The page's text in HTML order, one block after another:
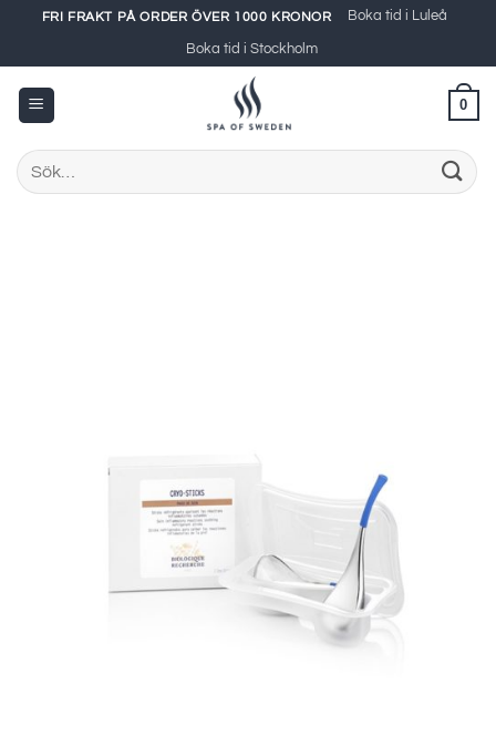
content
FRI FRAKT PÅ ORDER ÖVER 1000 KRONOR Boka tid i Luleå
Boka tid i Stockholm
0
Sök
efter: